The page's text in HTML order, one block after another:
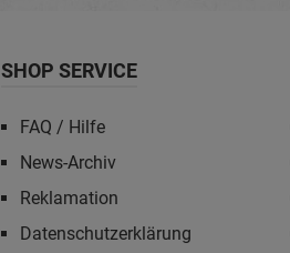
SHOP SERVICE
FAQ / Hilfe
News-Archiv
Reklamation
Datenschutzerklärung